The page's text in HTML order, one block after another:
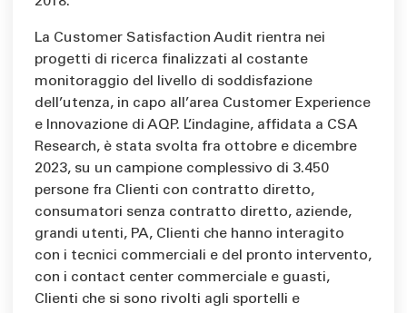
La Customer Satisfaction Audit rientra nei
progetti di ricerca finalizzati al costante
monitoraggio del livello di soddisfazione
dell’utenza, in capo all’area Customer Experience
e Innovazione di AQP. L’indagine, affidata a CSA
Research, è stata svolta fra ottobre e dicembre
2023, su un campione complessivo di 3.450
persone fra Clienti con contratto diretto,
consumatori senza contratto diretto, aziende,
grandi utenti, PA, Clienti che hanno interagito
con i tecnici commerciali e del pronto intervento,
con i contact center commerciale e guasti,
Clienti che si sono rivolti agli sportelli e